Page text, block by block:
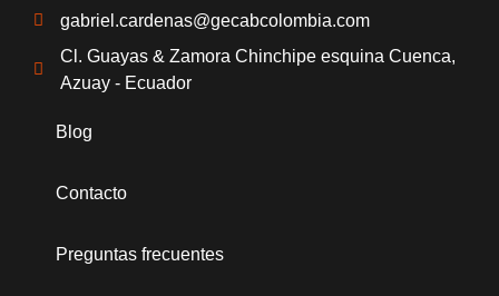
gabriel.cardenas@gecabcolombia.com
Cl. Guayas & Zamora Chinchipe esquina Cuenca,
Azuay - Ecuador
Blog
Contacto
Preguntas frecuentes